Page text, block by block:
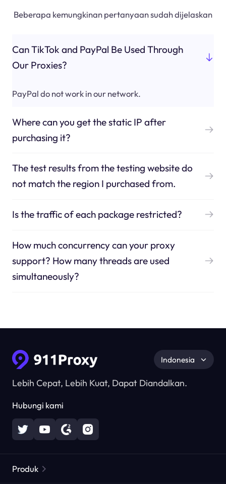
Beberapa kemungkinan pertanyaan sudah dijelaskan
Can TikTok and PayPal Be Used Through
Our Proxies?
PayPal do not work in our network.
Where can you get the static IP after
purchasing it?
The test results from the testing website do
not match the region I purchased from.
Is the traffic of each package restricted?
How much concurrency can your proxy
support? How many threads are used
simultaneously?
Lebih Cepat, Lebih Kuat, Dapat Diandalkan.
Hubungi kami
Indonesia
Produk